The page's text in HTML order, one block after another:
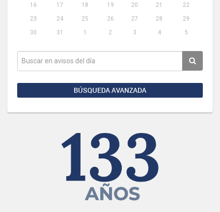
16
17 18 19 20 21
22
23
24 25 26 27 28
29
30
31 1 2 3 4 5
BÚSQUEDA AVANZADA